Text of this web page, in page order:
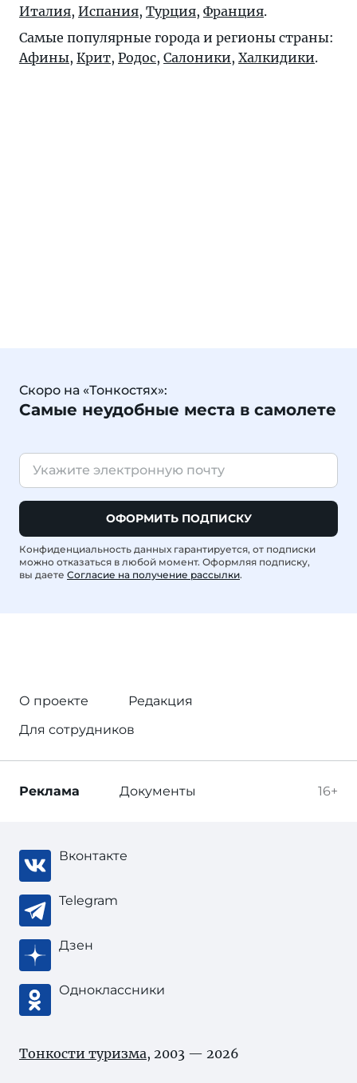
Италия, Испания, Турция, Франция.
Самые популярные города и регионы страны:
Афины, Крит, Родос, Салоники, Халкидики.
Скоро на «Тонкостях»:
Самые неудобные места в самолете
ОФОРМИТЬ ПОДПИСКУ
Конфиденциальность данных гарантируется, от подписки
можно отказаться в любой момент. Оформляя подписку,
вы даете Согласие на получение рассылки.
О проекте
Редакция
Для сотрудников
16+
Реклама Документы
Вконтакте
Telegram
Дзен
Одноклассники
Тонкости туризма, 2003 — 2026